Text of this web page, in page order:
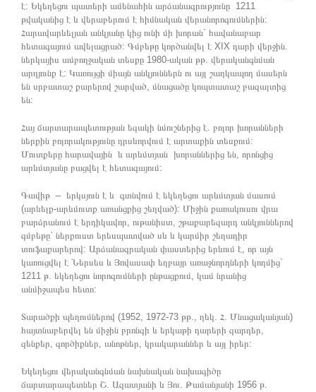
է: Եկեղեցու պատերի ամենահին արձանագրությունը 1211
թվականից է և վերաբերում է հիմնական վերանորոգումներին:
Հարավարևելյան անկյանը կից ունի մի խորան` հավանաբար
հետագայում ավելացրած: Գմբեթը կործանվել է XIX դարի վերջին.
ներկայիս ամբողջական տեսքը 1980-ական թթ. վերականգնման
արդյունք է: Կառույցի միայն անկյուններն ու այլ շաղկապող մասերն
են սրբատաշ քարերով շարված, մնացածը կոպտատաշ բազալտից
են:
Հայ ճարտարապետության եզակի նմուշներից է. բոլոր խորանների
ներքին բոլորակությունը դրսևորվում է արտաքին տեսքում:
Մուտքերը հարավային և արևմտյան խորաններից են, որոնցից
արևմտյանը բացվել է հետագայում:
Գավիթ – երկսյուն է և գտնվում է եկեղեցու արևմտյան մասում
(արևելք-արևմուտք առանցքից շեղված): Միջին քառակուսու վրա
բարձրանում է երդիկավոր, ութանիստ, շթաքարեզարդ անկյուններով
գմբեթը` ներքուստ երեսպատված սև և կարմիր շեղադիր
տուֆաքարերով: Արձանագրական փաստերից երևում է, որ այն
կառուցվել է Ներսես և Յովասափ եղբայր առաջնորդների կողմից`
1211 թ. եկեղեցու նորոգումների ընթացքում, կամ նրանից
անմիջապես հետո:
Տարածքի պեղումներով (1952, 1972-73 թթ., ղեկ. Հ. Մնացականյան)
հայտնաբերվել են միջին բրոնզի և երկաթի դարերի զարդեր,
զենքեր, գործիքներ, անոթներ, կրակարաններ և այլ իրեր:
Եկեղեցու վերականգնման նախնական նախագիծը
ճարտարապետներ Շ. Ազատյանի և Յու. Թամանյանի 1956 թ.